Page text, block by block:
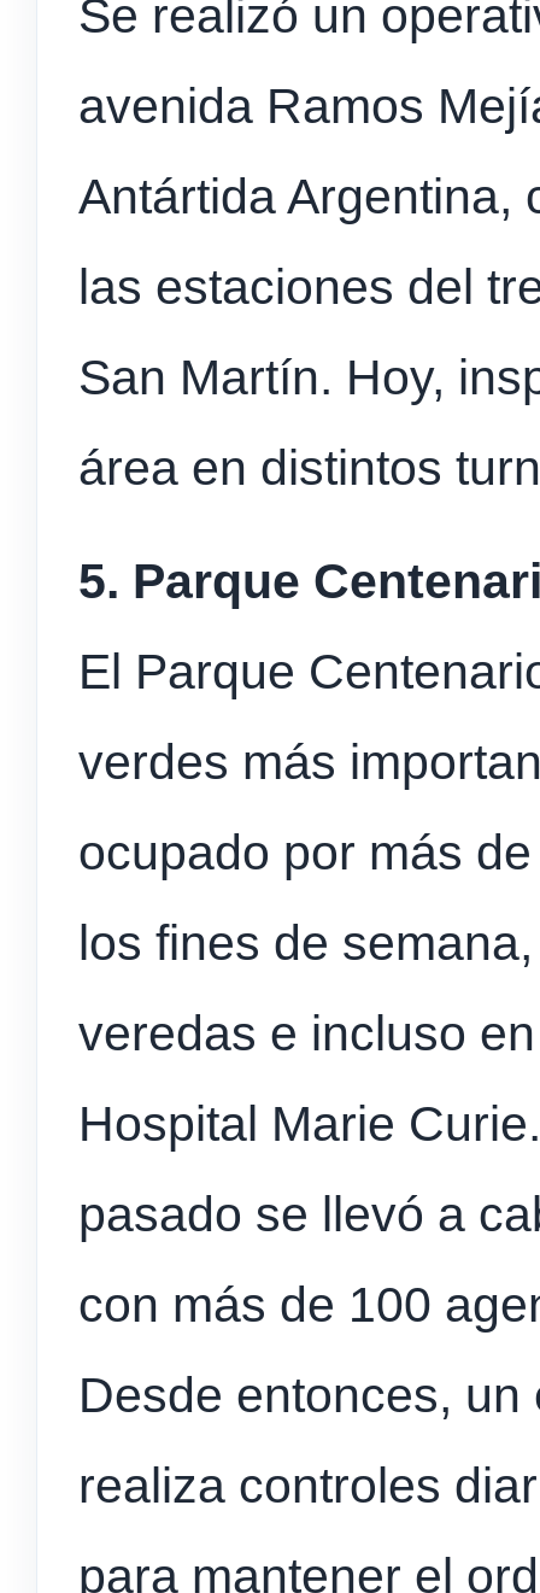
Se realizó un
avenida Ramos
Antártida Argentina,
las estaciones del
San Martín. Hoy,
área en distintos
5. Parque
El Parque
verdes más
ocupado por más
los fines de
veredas e incluso
Hospital Marie
pasado se llevó a
con más de 100
Desde entonces,
realiza controles
para mantener el